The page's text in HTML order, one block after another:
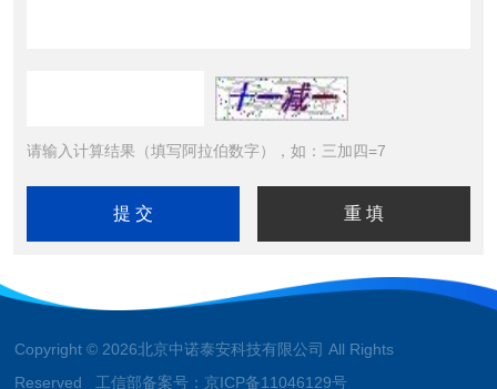
请输入计算结果（填写阿拉伯数字），如：三加四=7
Copyright © 2026北京中诺泰安科技有限公司 All Rights
Reserved 工信部备案号： 京ICP备11046129号